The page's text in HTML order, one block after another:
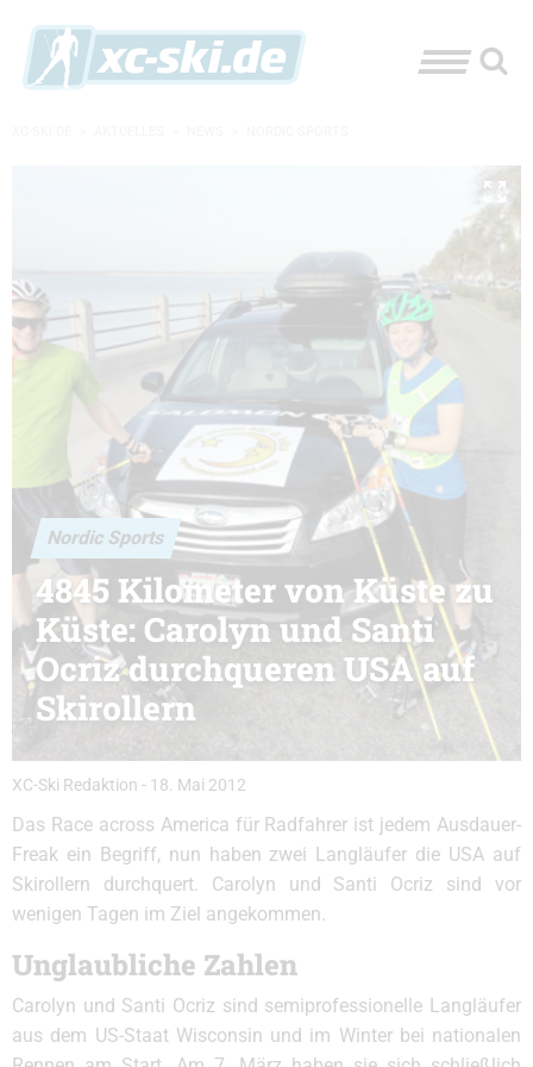
Nordic Sports
4845 Kilometer von Küste zu
Küste: Carolyn und Santi
Ocriz durchqueren USA auf
Skirollern
XC-Ski Redaktion - 18. Mai 2012
Das Race across America für Radfahrer ist jedem Ausdauer-
Freak ein Begriff, nun haben zwei Langläufer die USA auf
Skirollern durchquert. Carolyn und Santi Ocriz sind vor
wenigen Tagen im Ziel angekommen.
Unglaubliche Zahlen
Carolyn und Santi Ocriz sind semiprofessionelle Langläufer
aus dem US-Staat Wisconsin und im Winter bei nationalen